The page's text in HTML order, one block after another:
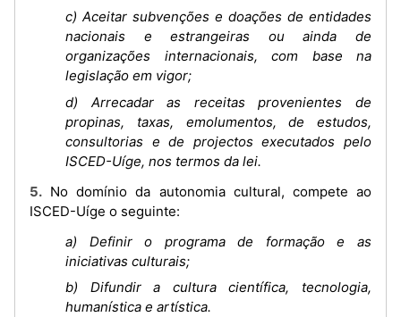
c) Aceitar subvenções e doações de entidades
nacionais e estrangeiras ou ainda de
organizações internacionais, com base na
legislação em vigor;
d) Arrecadar as receitas provenientes de
propinas, taxas, emolumentos, de estudos,
consultorias e de projectos executados pelo
ISCED-Uíge, nos termos da lei.
5. No domínio da autonomia cultural, compete ao
ISCED-Uíge o seguinte:
a) Definir o programa de formação e as
iniciativas culturais;
b) Difundir a cultura científica, tecnologia,
humanística e artística.